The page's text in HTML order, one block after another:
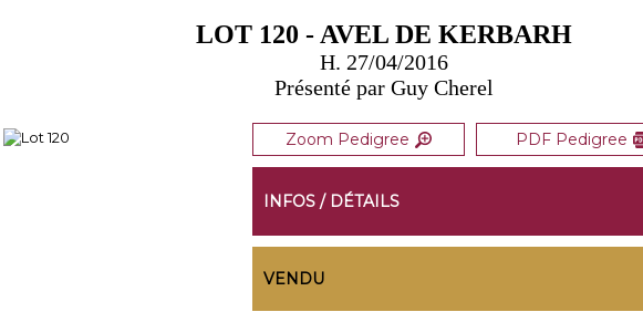
LOT 120 - AVEL DE KERBARH
H. 27/04/2016
Présenté par Guy Cherel
Zoom Pedigree PDF Pedigree
INFOS / DÉTAILS
VENDU